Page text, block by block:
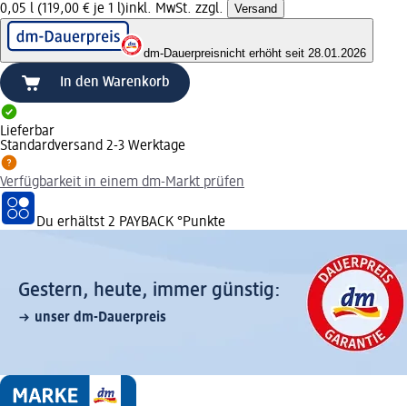
0,05 l (119,00 € je 1 l)inkl. MwSt. zzgl. Versand
dm-Dauerpreisnicht erhöht seit 28.01.2026
In den Warenkorb
Lieferbar
Standardversand 2-3 Werktage
Verfügbarkeit in einem dm-Markt prüfen
Du erhältst 2 PAYBACK °Punkte
Gestern, heute, immer günstig:
unser dm-Dauerpreis